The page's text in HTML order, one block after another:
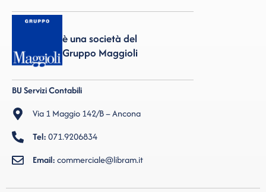
è una società del
Gruppo Maggioli
BU Servizi Contabili
Via 1 Maggio 142/B – Ancona
Tel:071.9206834
Email:commerciale@libram.it